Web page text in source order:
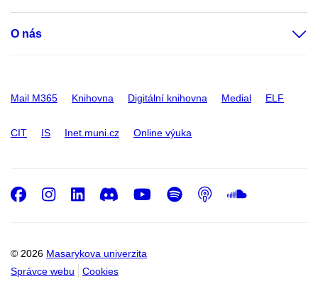
O nás
Mail M365 Knihovna Digitální knihovna Medial ELF
CIT IS Inet.muni.cz Online výuka
© 2026 Masarykova univerzita
Správce webu
Cookies
Facebook
Instagram
LinkedIn
DiscordYoutube
Spotify
Podcast